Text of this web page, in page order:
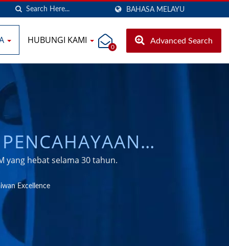
BAHASA MELAYU
HUBUNGI KAMI
0
Advanced Search
TALIAN /
AUTOMOTIF &
& TAMPALAN
INDUSTRIAL
yang hebat selama 30 tahun.
Excellence